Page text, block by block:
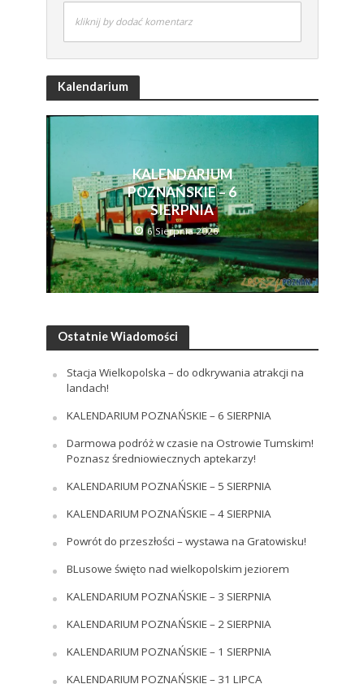
kliknij by dodać komentarz
Kalendarium
KALENDARIUM
POZNAŃSKIE – 6
SIERPNIA
6 Sierpnia 2026
Ostatnie Wiadomości
Stacja Wielkopolska – do odkrywania atrakcji na
landach!
KALENDARIUM POZNAŃSKIE – 6 SIERPNIA
Darmowa podróż w czasie na Ostrowie Tumskim!
Poznasz średniowiecznych aptekarzy!
KALENDARIUM POZNAŃSKIE – 5 SIERPNIA
KALENDARIUM POZNAŃSKIE – 4 SIERPNIA
Powrót do przeszłości – wystawa na Gratowisku!
BLusowe święto nad wielkopolskim jeziorem
KALENDARIUM POZNAŃSKIE – 3 SIERPNIA
KALENDARIUM POZNAŃSKIE – 2 SIERPNIA
KALENDARIUM POZNAŃSKIE – 1 SIERPNIA
KALENDARIUM POZNAŃSKIE – 31 LIPCA